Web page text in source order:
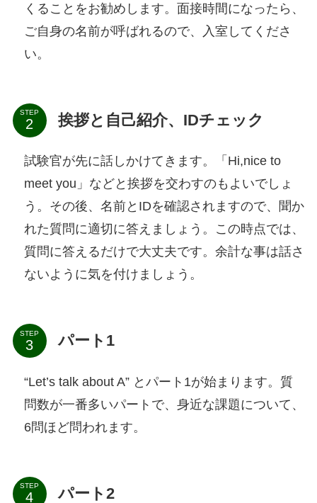
くることをお勧めします。面接時間になったら、
ご自身の名前が呼ばれるので、入室してくださ
い。
STEP 挨拶と自己紹介、IDチェック
試験官が先に話しかけてきます。「Hi,nice to
meet you」などと挨拶を交わすのもよいでしょ
う。その後、名前とIDを確認されますので、聞か
れた質問に適切に答えましょう。この時点では、
質問に答えるだけで大丈夫です。余計な事は話さ
ないように気を付けましょう。
STEP パート1
“Let’s talk about A” とパート1が始まります。質
問数が一番多いパートで、身近な課題について、
6問ほど問われます。
STEP パート2